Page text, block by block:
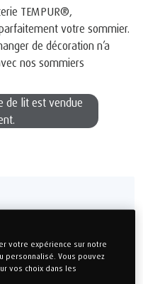
TEMPUR®,
votre sommier.
de décoration n’a
nos sommiers
de lit est vendue
(En stock)
votre expérience sur notre
personnalisé. Vous pouvez
vos choix dans les